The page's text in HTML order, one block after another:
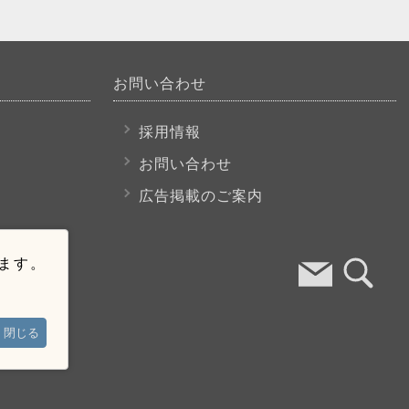
。
閉じる
お問い合わせ
採用情報
お問い合わせ
広告掲載のご案内